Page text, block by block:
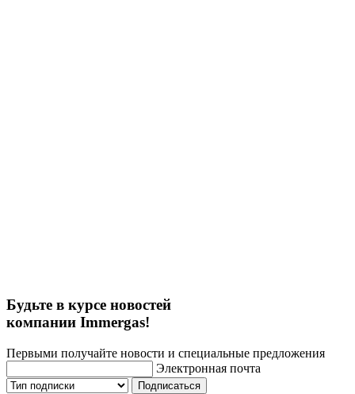
Будьте в курсе новостей
компании Immergas!
Первыми получайте новости и специальные предложения
Электронная почта
Подписаться